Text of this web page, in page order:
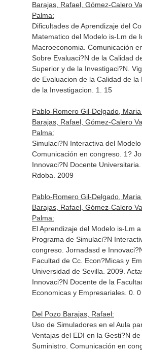
Barajas, Rafael, Gómez-Calero
Palma:
Dificultades de Aprendizaje del
Matematico del Modelo is-Lm de
Macroeconomia. Comunicación
Sobre Evaluaci?N de la Calidad
Superior y de la Investigaci?N.
de Evaluacion de la Calidad de la
de la Investigacion. 1. 15
Pablo-Romero Gil-Delgado,
Barajas, Rafael, Gómez-Calero
Palma:
Simulaci?N Interactiva del Modelo
Comunicación en congreso. 1?
Innovaci?N Docente
Rdoba. 2009
Pablo-Romero Gil-Delgado,
Barajas, Rafael, Gómez-Calero
Palma:
El Aprendizaje del Modelo is-Lm
Programa de Simulaci?N
congreso. Jornadasd e
Facultad de Cc. Econ?Micas y
Universidad de Sevilla. 2009.
Innovaci?N Docente de la
Economicas y Empresariales. 0. 0
Del Pozo Barajas, Rafael:
Uso de Simuladores en el Aula
Ventajas del EDI en la Gesti?N
Suministro. Comunicación en